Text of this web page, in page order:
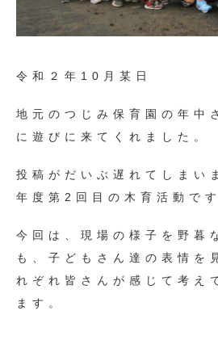
令和２年10月某日
地元のつじみ保育園の年中
に遊びに来てくれました。
投稿がだいぶ遅れてしまい
年度第2回目の木育活動です
今回は、現場の様子を野暮
も、子どもさん達の表情を
れぞれ皆さんが感じて考え
ます。